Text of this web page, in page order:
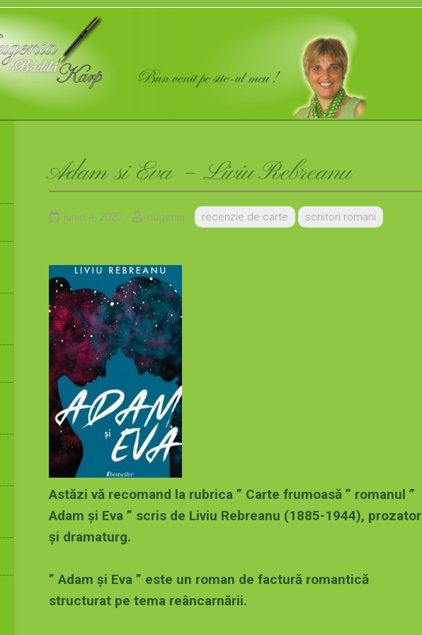
Adam si Eva – Liviu Rebreanu
iunie 4, 2020 eugenia recenzie de carte scriitori romani
Astăzi vă recomand la rubrica ” Carte frumoasă ” romanul ”
Adam și Eva ” scris de Liviu Rebreanu (1885-1944), prozator
și dramaturg.
” Adam și Eva ” este un roman de factură romantică
structurat pe tema reâncarnării.